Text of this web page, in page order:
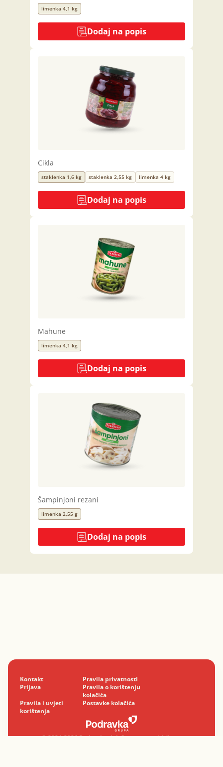
limenka 4,1 kg
Dodaj na popis
Cikla
staklenka 1,6 kg staklenka 2,55 kg limenka 4 kg
Dodaj na popis
Mahune
limenka 4,1 kg
Dodaj na popis
Šampinjoni rezani
limenka 2,55 g
Dodaj na popis
Kontakt
Pravila privatnosti
Prijava
Pravila o korištenju
kolačića
Pravila i uvjeti
korištenja
Postavke kolačića
© 2024-2026 Podravka d.d. Sva prava pridržana.